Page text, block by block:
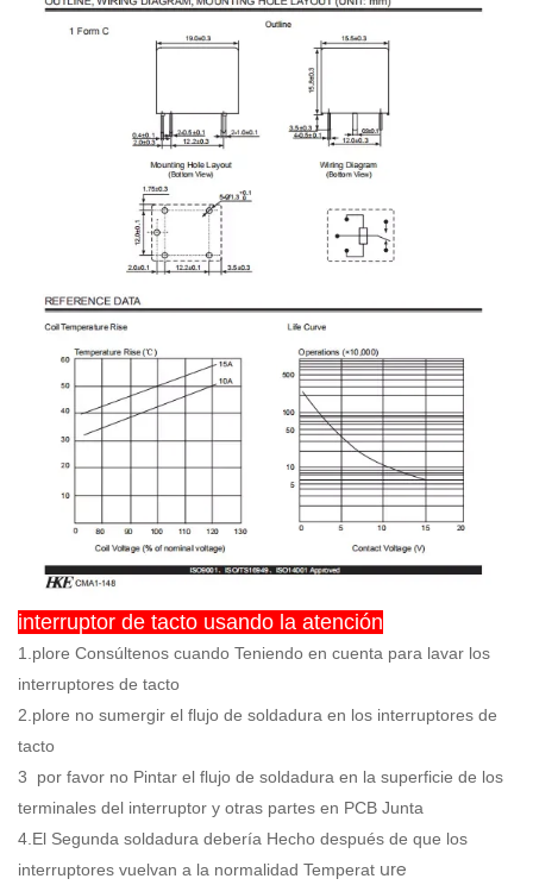
interruptor de tacto usando la atención
1.plore Consúltenos cuando Teniendo en cuenta para lavar los
interruptores de tacto
2.plore no sumergir el flujo de soldadura en los interruptores de
tacto
3
por favor no Pintar el flujo de soldadura en la superficie de los
terminales del interruptor y otras partes en PCB Junta
4.El Segunda soldadura debería Hecho después de que los
interruptores vuelvan a la normalidad Temperat ure